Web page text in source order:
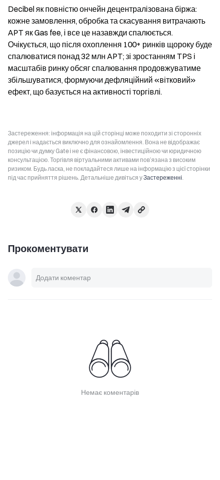
Decibel як повністю ончейн децентралізована біржа:
кожне замовлення, обробка та скасування витрачають
APT як Gas fee, і все це назавжди спалюється.
Очікується, що після охоплення 100+ ринків щороку буде
спалюватися понад 32 млн APT; зі зростанням TPS і
масштабів ринку обсяг спалювання продовжуватиме
збільшуватися, формуючи дефляційний «вітковий»
ефект, що базується на активності торгівлі.
Застереження: інформація на цій сторінці може походити зі сторонніх
джерел і надається виключно для ознайомлення. Вона не відображає
позицію чи думку Gate і не є фінансовою, інвестиційною чи юридичною
консультацією. Торгівля віртуальними активами пов’язана з високим
ризиком. Будь ласка, не покладайтеся лише на інформацію з цієї сторінки
під час прийняття рішень. Детальніше дивіться уЗастереженні.
Прокоментувати
Немає коментарів